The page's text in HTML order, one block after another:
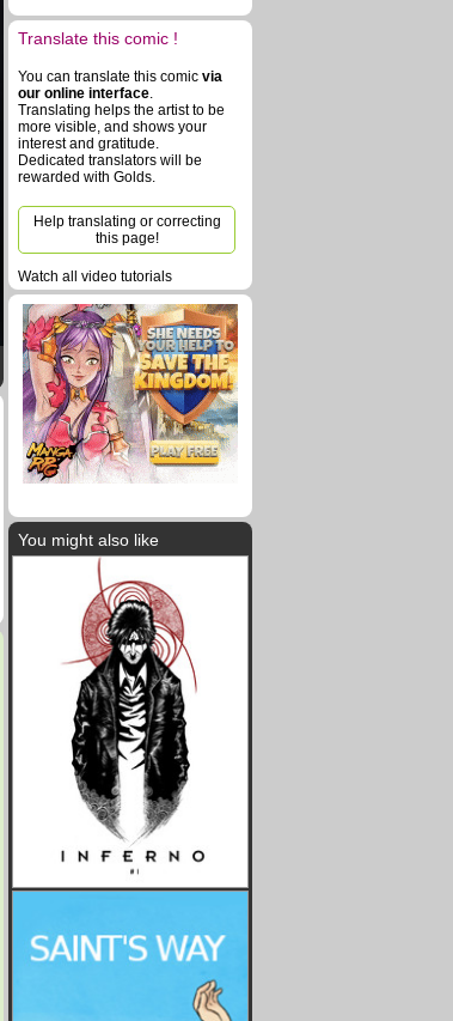
Translate this comic !
You can translate this comic via
our online interface.
Translating helps the artist to be
more visible, and shows your
interest and gratitude.
Dedicated translators will be
rewarded with Golds.
Help translating or correcting
this page!
Watch all video tutorials
You might also like